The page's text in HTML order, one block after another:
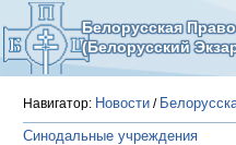
Белорусская
(Белорусский
Навигатор: Новости /
Синодальные учреждения